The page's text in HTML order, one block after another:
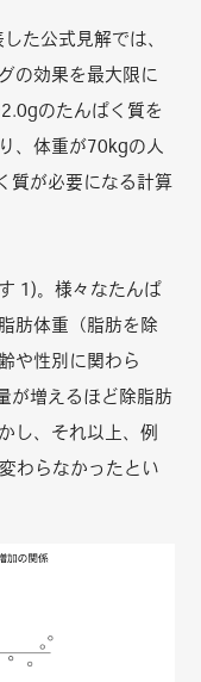
た公式見解では、
の効果を最大限に
のたんぱく質を
、体重が70kgの人
質が必要になる計算
1)。様々なたんぱ
肪体重（脂肪を除
や性別に関わら
が増えるほど除脂肪
し、それ以上、例
わらなかったとい